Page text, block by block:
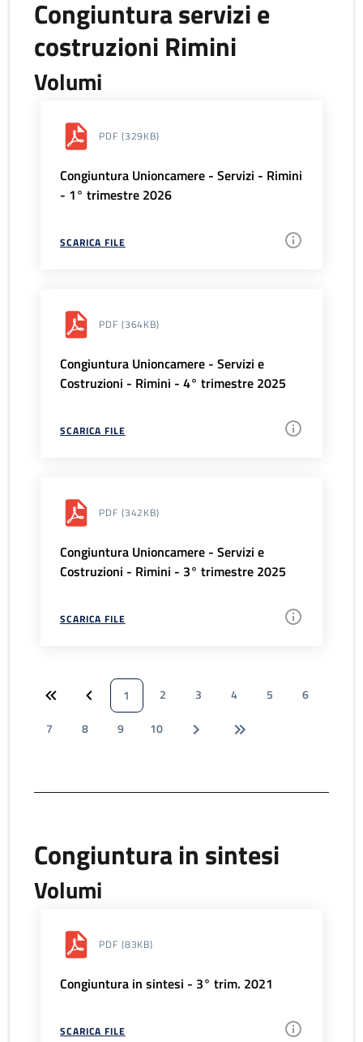
Congiuntura servizi e
costruzioni Rimini
Volumi
PDF (329KB)
Congiuntura Unioncamere - Servizi - Rimini
- 1° trimestre 2026
SCARICA FILE
PDF (364KB)
Congiuntura Unioncamere - Servizi e
Costruzioni - Rimini - 4° trimestre 2025
SCARICA FILE
PDF (342KB)
Congiuntura Unioncamere - Servizi e
Costruzioni - Rimini - 3° trimestre 2025
SCARICA FILE
1 2 3 4 5
6
7
8 9 10
Congiuntura in sintesi
Volumi
PDF (83KB)
Congiuntura in sintesi - 3° trim. 2021
SCARICA FILE